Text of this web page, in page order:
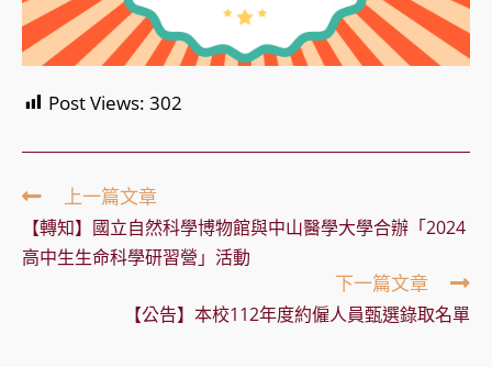
Post Views: 302
Read
more
articles
上一篇文章
【轉知】國立自然科學博物館與中山醫學大學合辦「2024
高中生生命科學研習營」活動
下一篇文章
【公告】本校112年度約僱人員甄選錄取名單